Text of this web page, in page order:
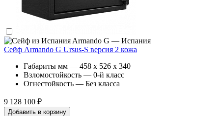
Armando G — Испания
Сейф Armando G Ursus-S версия 2 кожа
Габариты мм — 458 x 526 x 340
Взломостойкость — 0-й класс
Огнестойкость — Без класса
9 128 100 ₽
Добавить в корзину